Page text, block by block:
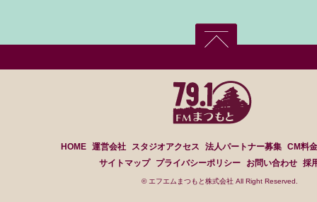
HOME 運営会社 スタジオアクセス 法人パートナー募集 CM料
サイトマップ
プライバシーポリシー お問い合わせ 採
© エフエムまつもと株式会社 All Right Reserved.